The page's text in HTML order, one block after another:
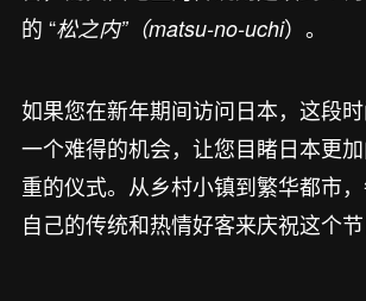
的 “松之内”（matsu-no-uchi）。
如果您在新年期间访问日本，这段
一个难得的机会，让您目睹日本更
重的仪式。从乡村小镇到繁华都市
自己的传统和热情好客来庆祝这个节